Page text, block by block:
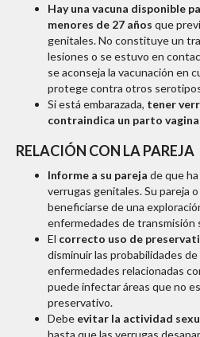
Hay una vacuna disponible
menores de 27 años que
genitales. No constituye un
lesiones o se estuvo en
se aconseja la vacunación en
protege contra otros
Si está embarazada, tener
contraindica un parto
RELACIÓN CON LA PAREJA
Informe a su pareja de que
verrugas genitales. Su pareja
beneficiarse de una
enfermedades de transmisión
El correcto uso de
disminuir las probabilidades
enfermedades relacionadas
puede infectar áreas que no
preservativo.
Debe evitar la actividad
hasta que las verrugas